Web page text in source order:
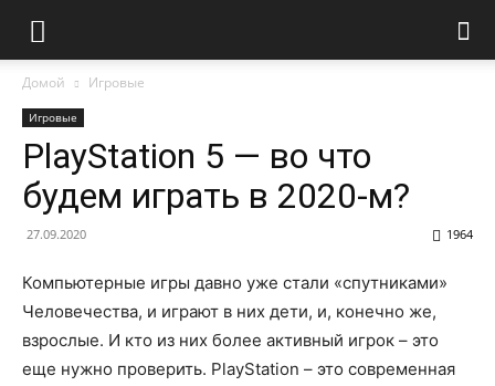
Домой Игровые
Игровые
PlayStation 5 — во что
будем играть в 2020-м?
27.09.2020 1964
Компьютерные игры давно уже стали «спутниками»
Человечества, и играют в них дети, и, конечно же,
взрослые. И кто из них более активный игрок – это
еще нужно проверить. PlayStation – это современная